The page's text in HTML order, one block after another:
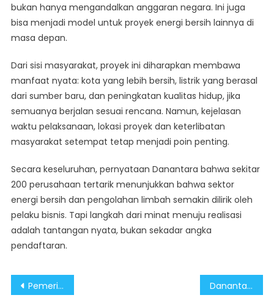
bukan hanya mengandalkan anggaran negara. Ini juga
bisa menjadi model untuk proyek energi bersih lainnya di
masa depan.
Dari sisi masyarakat, proyek ini diharapkan membawa
manfaat nyata: kota yang lebih bersih, listrik yang berasal
dari sumber baru, dan peningkatan kualitas hidup, jika
semuanya berjalan sesuai rencana. Namun, kejelasan
waktu pelaksanaan, lokasi proyek dan keterlibatan
masyarakat setempat tetap menjadi poin penting.
Secara keseluruhan, pernyataan Danantara bahwa sekitar
200 perusahaan tertarik menunjukkan bahwa sektor
energi bersih dan pengolahan limbah semakin dilirik oleh
pelaku bisnis. Tapi langkah dari minat menuju realisasi
adalah tantangan nyata, bukan sekadar angka
pendaftaran.
Post
Pemerintah Terus Dukung Peran Pengusaha Lokal Wujudkan Swasembada Pangan Melalui Alsintan Daerah Danantara Ubah Limbah Sampah di 7 Kota Jadi Listrik Lewat Investasi Energi Hijau